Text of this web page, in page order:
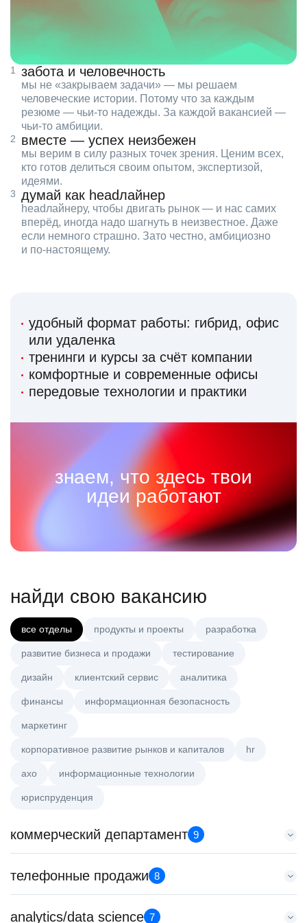
забота и человечность
мы не «закрываем задачи» — мы решаем
человеческие истории. Потому что за каждым
резюме — чьи‑то надежды. За каждой вакансией —
чьи‑то амбиции.
вместе — успех неизбежен
мы верим в силу разных точек зрения. Ценим всех,
кто готов делиться своим опытом, экспертизой,
идеями.
думай как headлайнер
headлайнеру, чтобы двигать рынок — и нас самих
вперёд, иногда надо шагнуть в неизвестное. Даже
если немного страшно. Зато честно, амбициозно
и по‑настоящему.
удобный формат работы: гибрид, офис
или удаленка
тренинги и курсы за счёт компании
комфортные и современные офисы
передовые технологии и практики
знаем, что здесь твои
идеи работают
найди свою вакансию
все отделы продукты и проекты разработка
развитие бизнеса и продажи тестирование
дизайн клиентский сервис аналитика
финансы информационная безопасность
маркетинг
корпоративное развитие рынков и капиталов hr
axo информационные технологии
юриспруденция
коммерческий департамент 9
Старший аналитик клиентской эффективности
HeadHunter::Коммерческий департамент
з/п не указана
телефонные продажи 8
Менеджер по продажам крупному бизнесу
analytics/data science 7